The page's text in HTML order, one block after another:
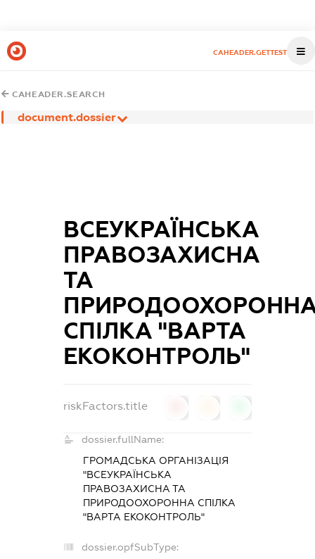
CAHEADER.GETTEST
CAHEADER.SEARCH
document.dossier
ВСЕУКРАЇНСЬКА
ПРАВОЗАХИСНА
ТА
СПІЛКА "ВАРТА
ЕКОКОНТРОЛЬ"
riskFactors.title
dossier.fullName:
ГРОМАДСЬКА ОРГАНІЗАЦІЯ
"ВСЕУКРАЇНСЬКА
ПРАВОЗАХИСНА ТА
ПРИРОДООХОРОННА СПІЛКА
"ВАРТА ЕКОКОНТРОЛЬ"
dossier.opfSubType: